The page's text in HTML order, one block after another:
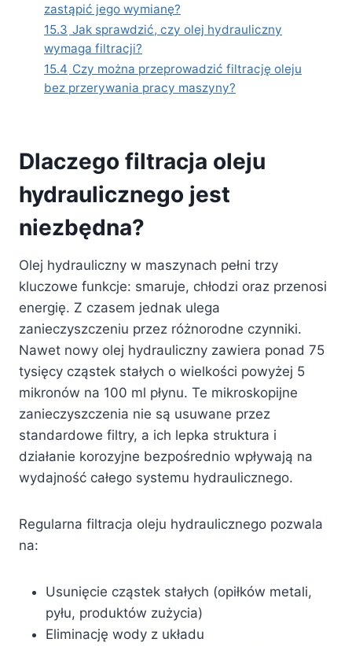
zastąpić jego wymianę?
15.3 Jak sprawdzić, czy olej hydrauliczny
wymaga filtracji?
15.4 Czy można przeprowadzić filtrację oleju
bez przerywania pracy maszyny?
Dlaczego filtracja oleju
hydraulicznego jest
niezbędna?
Olej hydrauliczny w maszynach pełni trzy
kluczowe funkcje: smaruje, chłodzi oraz przenosi
energię. Z czasem jednak ulega
zanieczyszczeniu przez różnorodne czynniki.
Nawet nowy olej hydrauliczny zawiera ponad 75
tysięcy cząstek stałych o wielkości powyżej 5
mikronów na 100 ml płynu. Te mikroskopijne
zanieczyszczenia nie są usuwane przez
standardowe filtry, a ich lepka struktura i
działanie korozyjne bezpośrednio wpływają na
wydajność całego systemu hydraulicznego.
Regularna filtracja oleju hydraulicznego pozwala
na:
Usunięcie cząstek stałych (opiłków metali,
pyłu, produktów zużycia)
Eliminację wody z układu